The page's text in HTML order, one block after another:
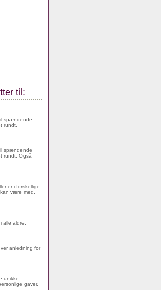
til:
spændende
rundt.
spændende
rundt. Også
er i forskellige
være med.
aldre.
anledning for
unikke
gaver.